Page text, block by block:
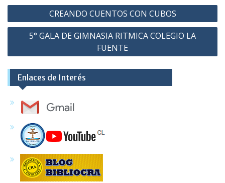
Navegación
de
entradas
CREANDO CUENTOS CON CUBOS
5° GALA DE GIMNASIA RITMICA COLEGIO LA
FUENTE
Enlaces de Interés